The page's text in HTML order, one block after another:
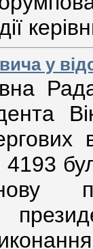
у